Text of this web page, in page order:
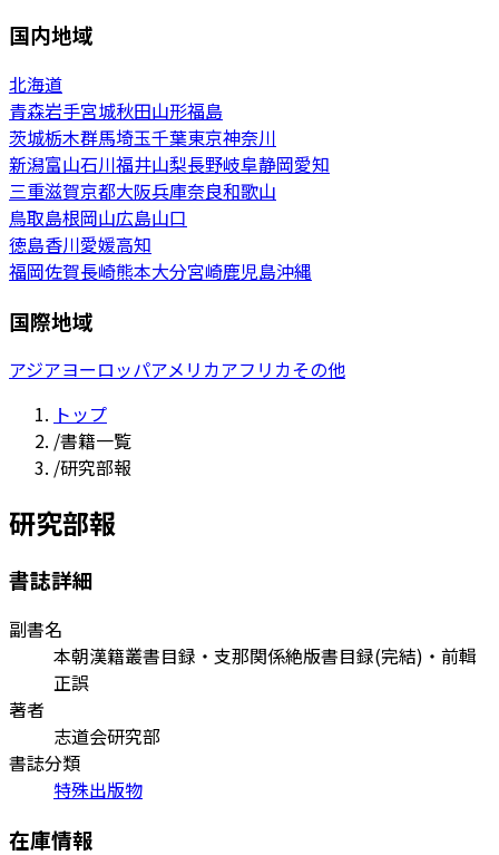
国内地域
北海道
青森岩手宮城秋田山形福島
茨城栃木群馬埼玉千葉東京神奈川
新潟富山石川福井山梨長野岐阜静岡愛知
三重滋賀京都大阪兵庫奈良和歌山
鳥取島根岡山広島山口
徳島香川愛媛高知
福岡佐賀長崎熊本大分宮崎鹿児島沖縄
国際地域
アジアヨーロッパアメリカアフリカその他
トップ
/書籍一覧
/研究部報
研究部報
書誌詳細
副書名
本朝漢籍叢書目録・支那関係絶版書目録(完結)・前輯
正誤
著者
志道会研究部
書誌分類
特殊出版物
在庫情報